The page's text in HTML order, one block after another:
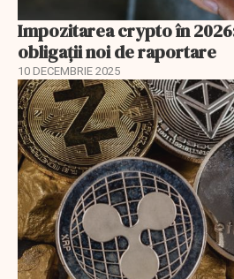
Impozitarea crypto în
obligații noi de raportare
10 DECEMBRIE 2025